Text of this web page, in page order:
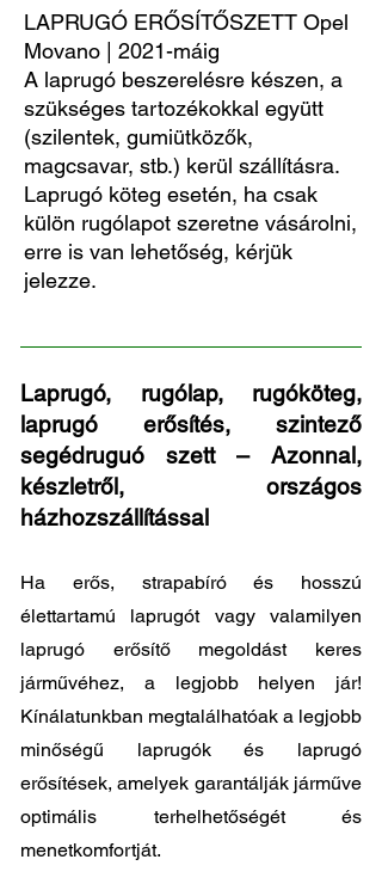
LAPRUGÓ ERŐSÍTŐSZETT Opel
Movano | 2021-máig
A laprugó beszerelésre készen, a
szükséges tartozékokkal együtt
(szilentek, gumiütközők,
magcsavar, stb.) kerül szállításra.
Laprugó köteg esetén, ha csak
külön rugólapot szeretne vásárolni,
erre is van lehetőség, kérjük
jelezze.
Laprugó, rugólap, rugóköteg,
laprugó erősítés, szintező
segédruguó szett – Azonnal,
készletről, országos
házhozszállítással
Ha erős, strapabíró és hosszú
élettartamú laprugót vagy valamilyen
laprugó erősítő megoldást keres
járművéhez, a legjobb helyen jár!
Kínálatunkban megtalálhatóak a legjobb
minőségű laprugók és laprugó
erősítések, amelyek garantálják járműve
optimális terhelhetőségét és
menetkomfortját.